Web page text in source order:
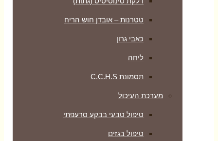
טטרנות – אובדן חוש הריח
כאבי גרון
ליחה
תסמונת C.C.H.S
מערכת העיכול
טיפול טבעי בבקע סרעפתי
טיפול בגזים